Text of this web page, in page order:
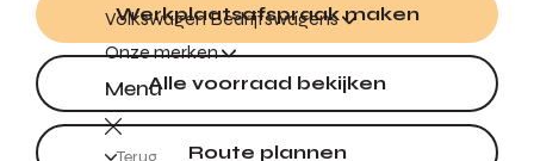
Volkswagen Bedrijfswagens
Onze merken
Menu
Terug
Werkplaatsafspraak maken
Alle voorraad bekijken
Route plannen